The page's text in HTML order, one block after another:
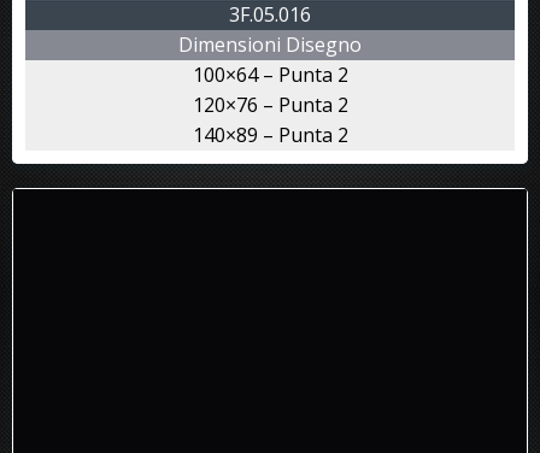
3F.05.016
Dimensioni Disegno
100×64 – Punta 2
120×76 – Punta 2
140×89 – Punta 2